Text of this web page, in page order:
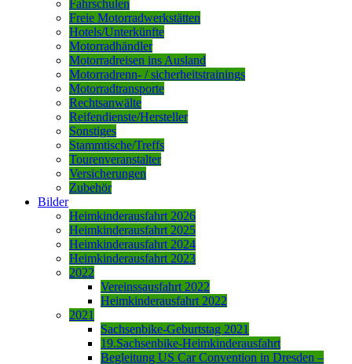
Fahrschulen
Freie Motorradwerkstätten
Hotels/Unterkünfte
Motorradhändler
Motorradreisen ins Ausland
Motorradrenn- / sicherheitstrainings
Motorradtransporte
Rechtsanwälte
Reifendienste/Hersteller
Sonstiges
Stammtische/Treffs
Tourenveranstalter
Versicherungen
Zubehör
Bilder
Heimkinderausfahrt 2026
Heimkinderausfahrt 2025
Heimkinderausfahrt 2024
Heimkinderausfahrt 2023
2022
Vereinssausfahrt 2022
Heimkinderausfahrt 2022
2021
Sachsenbike-Geburtstag 2021
19.Sachsenbike-Heimkinderausfahrt
Begleitung US Car Convention in Dresden –